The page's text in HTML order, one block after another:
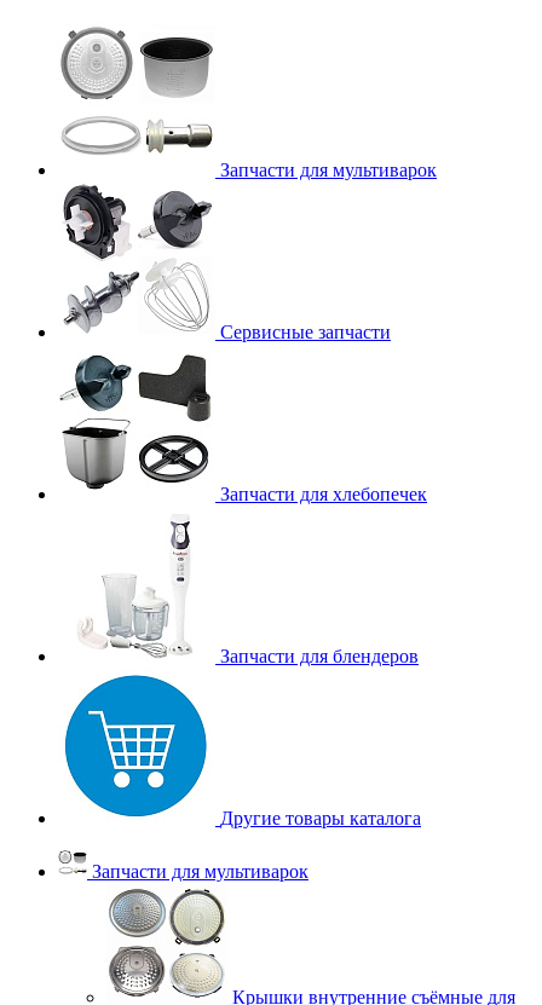
Запчасти для мультиварок
Сервисные запчасти
Запчасти для хлебопечек
Запчасти для блендеров
Другие товары каталога
Запчасти для мультиварок
Крышки внутренние съёмные для